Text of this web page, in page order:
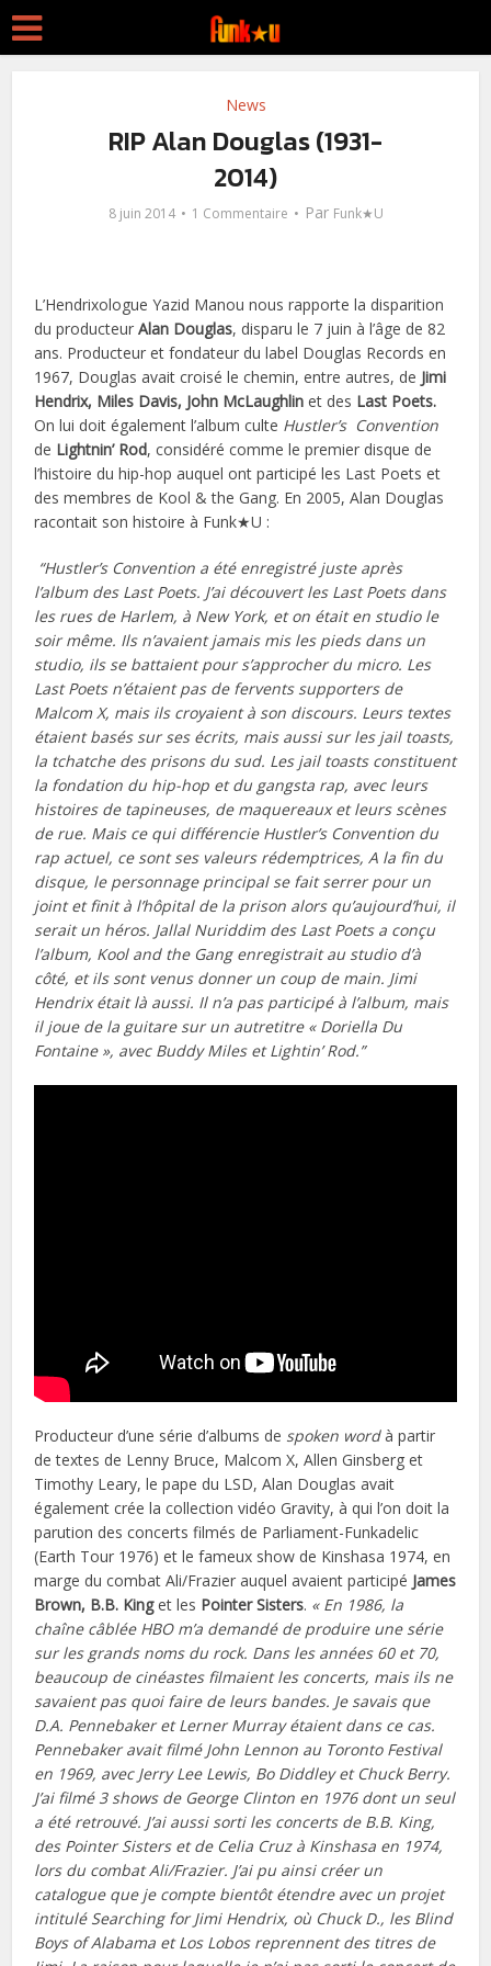
News
RIP Alan Douglas (1931-
2014)
8 juin 2014 1 Commentaire Par Funk★U
L’Hendrixologue Yazid Manou nous rapporte la disparition
du producteurAlan Douglas, disparu le 7 juin à l’âge de 82
ans. Producteur et fondateur du label Douglas Records en
1967, Douglas avait croisé le chemin, entre autres, de Jimi
Hendrix, Miles Davis, John McLaughlin et des Last Poets.
On lui doit également l’album culte Hustler’s Convention
de Lightnin’ Rod, considéré comme le premier disque de
l’histoire du hip-hop auquel ont participé les Last Poets et
des membres de Kool & the Gang. En 2005, Alan Douglas
racontait son histoire à Funk★U :
“Hustler’s Convention a été enregistré juste après
l’album des Last Poets. J’ai découvert les Last Poets dans
les rues de Harlem, à New York, et on était en studio le
soir même. Ils n’avaient jamais mis les pieds dans un
studio, ils se battaient pour s’approcher du micro. Les
Last Poets n’étaient pas de fervents supporters de
Malcom X, mais ils croyaient à son discours. Leurs textes
étaient basés sur ses écrits, mais aussi sur les jail toasts,
la tchatche des prisons du sud. Les jail toasts constituent
la fondation du hip-hop et du gangsta rap, avec leurs
histoires de tapineuses, de maquereaux et leurs scènes
de rue. Mais ce qui différencie Hustler’s Convention du
rap actuel, ce sont ses valeurs rédemptrices, A la fin du
disque, le personnage principal se fait serrer pour un
joint et finit à l’hôpital de la prison alors qu’aujourd’hui, il
serait un héros. Jallal Nuriddim des Last Poets a conçu
l’album, Kool and the Gang enregistrait au studio d’à
côté, et ils sont venus donner un coup de main. Jimi
Hendrix était là aussi. Il n’a pas participé à l’album, mais
il joue de la guitare sur un autretitre « Doriella Du
Fontaine », avec Buddy Miles et Lightin’ Rod.”
Producteur d’une série d’albums de spoken wordà partir
de textes de Lenny Bruce, Malcom X, Allen Ginsberg et
Timothy Leary, le pape du LSD, Alan Douglas avait
également crée la collection vidéo Gravity, à qui l’on doit la
parution des concerts filmés de Parliament-Funkadelic
(Earth Tour 1976) et le fameux show de Kinshasa 1974, en
marge du combat Ali/Frazier auquel avaient participé James
Brown, B.B. Kinget les Pointer Sisters. « En 1986, la
chaîne câblée HBO m’a demandé de produire une série
sur les grands noms du rock. Dans les années 60 et 70,
beaucoup de cinéastes filmaient les concerts, mais ils ne
savaient pas quoi faire de leurs bandes. Je savais que
D.A. Pennebaker et Lerner Murray étaient dans ce cas.
Pennebaker avait filmé John Lennon au Toronto Festival
en 1969, avec Jerry Lee Lewis, Bo Diddley et Chuck Berry.
J’ai filmé 3 shows de George Clinton en 1976 dont un seul
a été retrouvé. J’ai aussi sorti les concerts de B.B. King,
des Pointer Sisters et de Celia Cruz à Kinshasa en 1974,
lors du combat Ali/Frazier. J’ai pu ainsi créer un
catalogue que je compte bientôt étendre avec un projet
intitulé Searching for Jimi Hendrix, où Chuck D., les Blind
Boys of Alabama et Los Lobos reprennent des titres de